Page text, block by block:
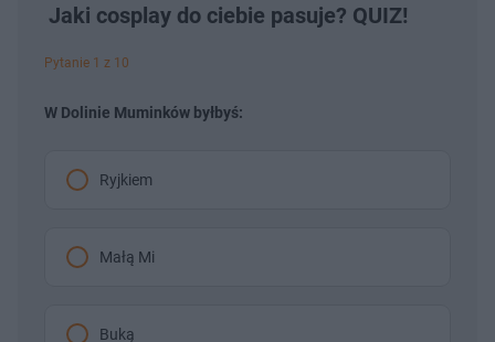
Jaki cosplay do ciebie pasuje? QUIZ!
Pytanie 1 z 10
W Dolinie Muminków byłbyś:
Ryjkiem
Małą Mi
Buką